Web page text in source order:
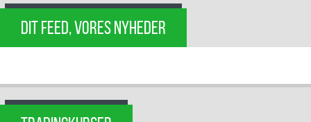
DIT FEED, VORES NYHEDER